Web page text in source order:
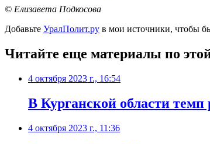
© Елизавета Подкосова
Добавьте УралПолит.ру в мои источники, чтобы
Читайте еще материалы по
4 октября 2023 г., 16:54
В Курганской области
4 октября 2023 г., 11:36